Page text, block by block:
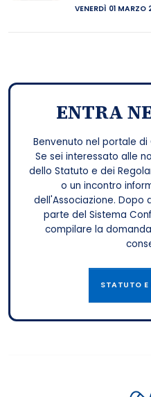
VENERDÌ 01 MARZO
ENTRA
Benvenuto nel portale di
Se sei interessato alle
dello Statuto e dei
o un incontro
dell'Associazione. Dopo
parte del Sistema
compilare la
STATUTO E